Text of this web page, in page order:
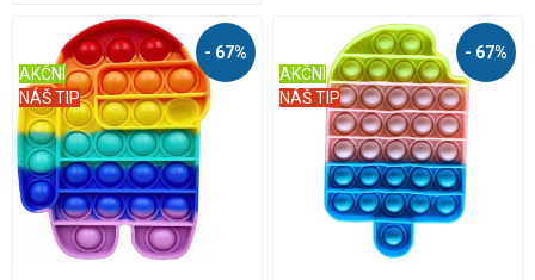
- 67%
NÁŠ TIP
AKČNÍ
- 67%
NÁŠ TIP
AKČNÍ